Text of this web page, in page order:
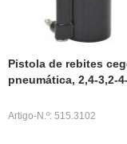
Pistola de rebites
pneumática, 2,4-3,2-
Artigo-N.º: 515.3102